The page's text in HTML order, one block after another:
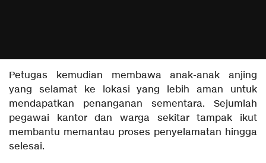
Petugas kemudian membawa anak-anak anjing
yang selamat ke lokasi yang lebih aman untuk
mendapatkan penanganan sementara. Sejumlah
pegawai kantor dan warga sekitar tampak ikut
membantu memantau proses penyelamatan hingga
selesai.